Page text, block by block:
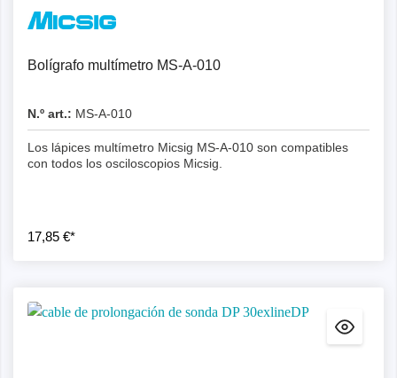
Bolígrafo multímetro MS-A-010
N.º art.: MS-A-010
Los lápices multímetro Micsig MS-A-010 son compatibles
con todos los osciloscopios Micsig.
17,85 €*